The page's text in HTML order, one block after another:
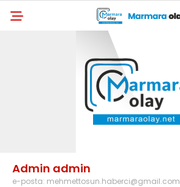
Admin admin
e-posta: mehmettosun.haberci@gmail.com